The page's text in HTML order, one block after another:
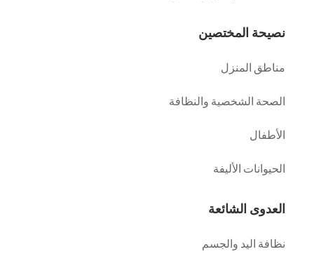
نصيحة المختصين
مناطق المنزل
الصحة الشخصية والنظافة
الأطفال
الحيوانات الأليفة
العدوى الشائعة
نظافة اليد والجسم